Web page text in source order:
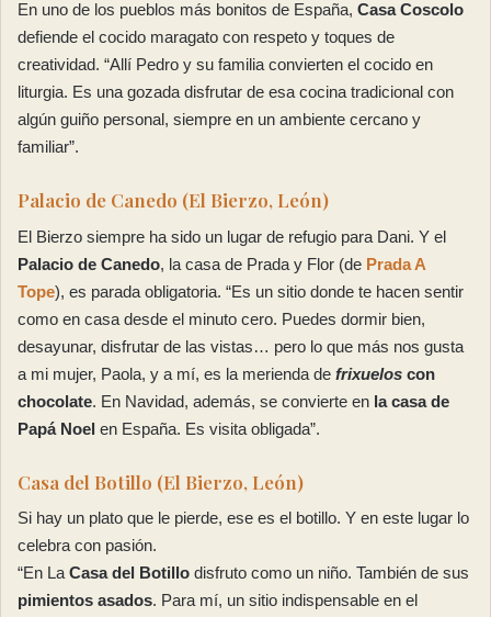
En uno de los pueblos más bonitos de España, Casa Coscolo
defiende el cocido maragato con respeto y toques de
creatividad. “Allí Pedro y su familia convierten el cocido en
liturgia. Es una gozada disfrutar de esa cocina tradicional con
algún guiño personal, siempre en un ambiente cercano y
familiar”.
Palacio de Canedo (El Bierzo, León)
El Bierzo siempre ha sido un lugar de refugio para Dani. Y el
Palacio de Canedo, la casa de Prada y Flor (de Prada A
Tope), es parada obligatoria. “Es un sitio donde te hacen sentir
como en casa desde el minuto cero. Puedes dormir bien,
desayunar, disfrutar de las vistas… pero lo que más nos gusta
a mi mujer, Paola, y a mí, es la merienda de frixuelos con
chocolate. En Navidad, además, se convierte en la casa de
Papá Noel en España. Es visita obligada”.
Casa del Botillo (El Bierzo, León)
Si hay un plato que le pierde, ese es el botillo. Y en este lugar lo
celebra con pasión.
“En LaCasa del Botillo disfruto como un niño. También de sus
pimientos asados. Para mí, un sitio indispensable en el